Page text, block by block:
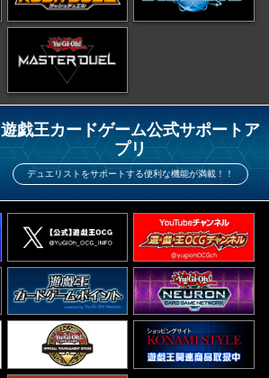
遊戯王カードゲーム公式サポートア
プリ
デュエリストをサポートする便利な機能が満載！！